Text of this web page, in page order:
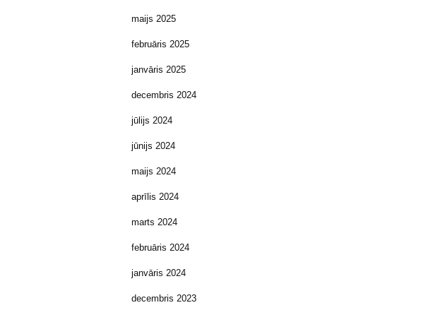
maijs 2025
februāris 2025
janvāris 2025
decembris 2024
jūlijs 2024
jūnijs 2024
maijs 2024
aprīlis 2024
marts 2024
februāris 2024
janvāris 2024
decembris 2023